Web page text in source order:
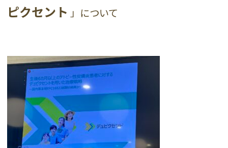
ピクセント 」について